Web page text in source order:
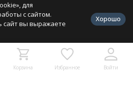
Корзина Избранное Войти
для
с сайтом.
сайт вы выражаете
Хорошо